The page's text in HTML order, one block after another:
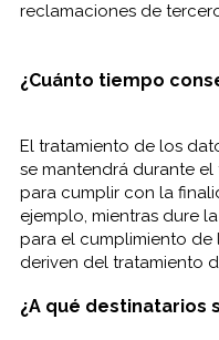
reclamaciones de
¿Cuánto tiempo
El tratamiento de los
se mantendrá durante
para cumplir con la
ejemplo, mientras dure
para el cumplimiento de
deriven del tratamiento
¿A qué destinatarios